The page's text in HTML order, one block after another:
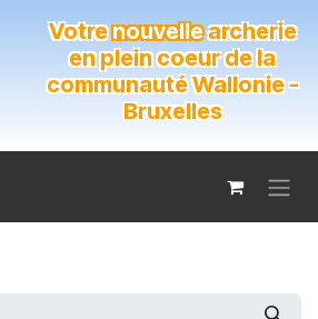
Votrenouvellearcherie
en plein coeur de la
communauté Wallonie -
Bruxelles